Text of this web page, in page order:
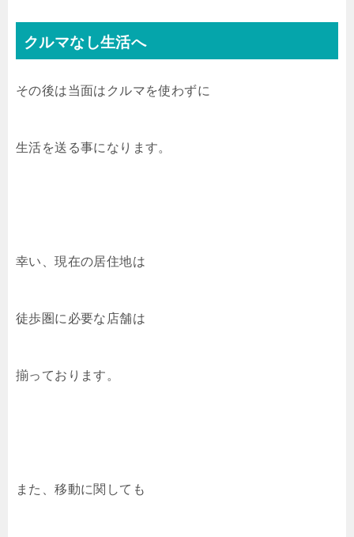
クルマなし生活へ
その後は当面はクルマを使わずに
生活を送る事になります。
幸い、現在の居住地は
徒歩圏に必要な店舗は
揃っております。
また、移動に関しても